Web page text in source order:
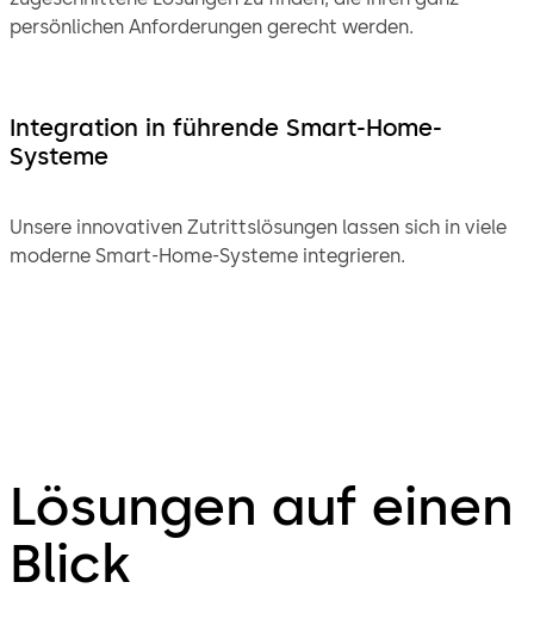
persönlichen Anforderungen gerecht werden.
Integration in führende Smart-Home-
Systeme
Unsere innovativen Zutrittslösungen lassen sich in viele
moderne Smart-Home-Systeme integrieren.
Lösungen auf einen
Blick